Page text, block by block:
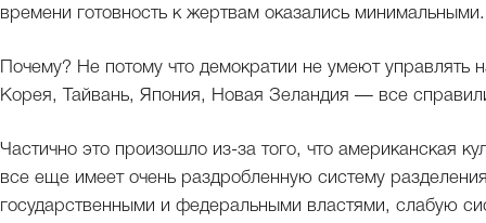
времени готовность к жертвам оказались минимальными.
Почему? Не потому что демократии не умеют
Корея, Тайвань, Япония, Новая Зеландия — все
Частично это произошло из-за того, что американская
все еще имеет очень раздробленную систему
государственными и федеральными властями, слабую